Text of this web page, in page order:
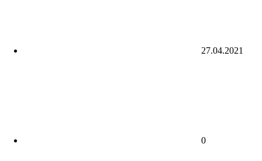
27.04.2021
0